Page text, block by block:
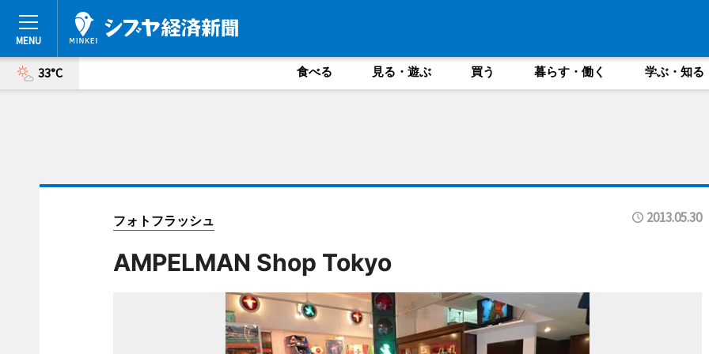
33°C 食べる 見る・遊ぶ 買う 暮らす・働く 学ぶ・知る
フォトフラッシュ 2013.05.30
AMPELMAN Shop Tokyo